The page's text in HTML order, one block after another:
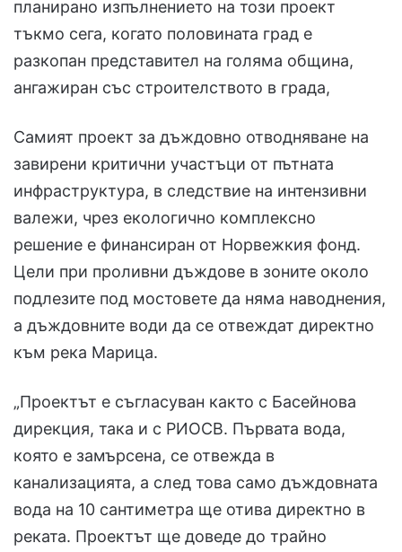
планирано изпълнението на този проект
тъкмо сега, когато половината град е
разкопан представител на голяма община,
ангажиран със строителството в града,
Самият проект за дъждовно отводняване на
завирени критични участъци от пътната
инфраструктура, в следствие на интензивни
валежи, чрез екологично комплексно
решение е финансиран от Норвежкия фонд.
Цели при проливни дъждове в зоните около
подлезите под мостовете да няма наводнения,
а дъждовните води да се отвеждат директно
към река Марица.
„Проектът е съгласуван както с Басейнова
дирекция, така и с РИОСВ. Първата вода,
която е замърсена, се отвежда в
канализацията, а след това само дъждовната
вода на 10 сантиметра ще отива директно в
реката. Проектът ще доведе до трайно